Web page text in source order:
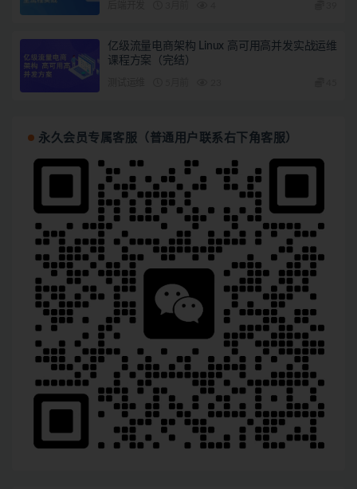
亿级流量电商架构 Linux 高可用高并发实战运维
课程方案（完结）
永久会员专属客服（普通用户联系右下角客服）